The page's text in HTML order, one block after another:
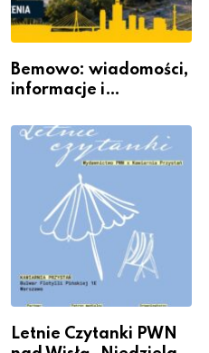
Bemowo: wiadomości,
informacje i
Letnie Czytanki PWN